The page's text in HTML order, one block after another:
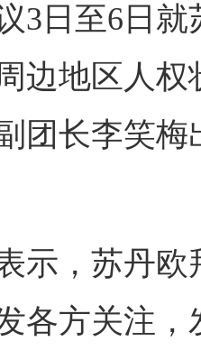
3日至6日
边地区人
团长李笑
示，苏丹
各方关注